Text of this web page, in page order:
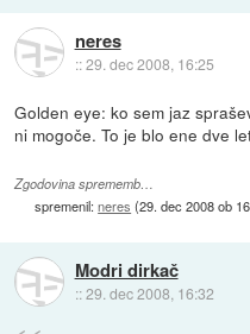
neres
::29. dec 2008, 16:25
Golden eye: ko sem jaz
ni mogoče. To je blo ene dve
Zgodovina sprememb…
spremenil:neres (29. dec 2008 ob
Modri dirkač
::29. dec 2008, 16:32